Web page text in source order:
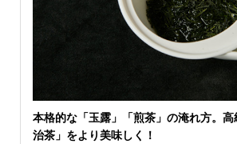
本格的な「玉露」「煎茶」の淹れ方。
治茶」をより美味しく！